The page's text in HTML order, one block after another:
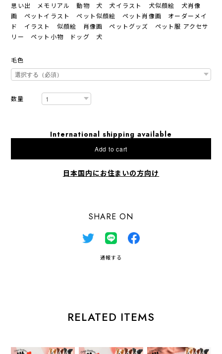
思い出 メモリアル 動物 犬 犬イラスト 犬似顔絵 犬肖像
画 ペットイラスト ペット似顔絵 ペット肖像画 オーダーメイ
ド イラスト 似顔絵 肖像画 ペットグッズ ペット服 アクセサ
リー ペット小物 ドッグ 犬
毛色
数量
International shipping available
Add to cart
日本国内にお住まいの方向け
SHARE ON
通報する
RELATED ITEMS